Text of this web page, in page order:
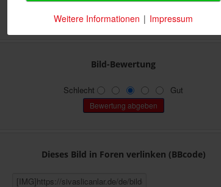
284,84 KB (648 x 432 px)
Bild-Bewertung
Schlecht Gut
Dieses Bild in Foren verlinken (BBcode)
Weitere Informationen | Impressum